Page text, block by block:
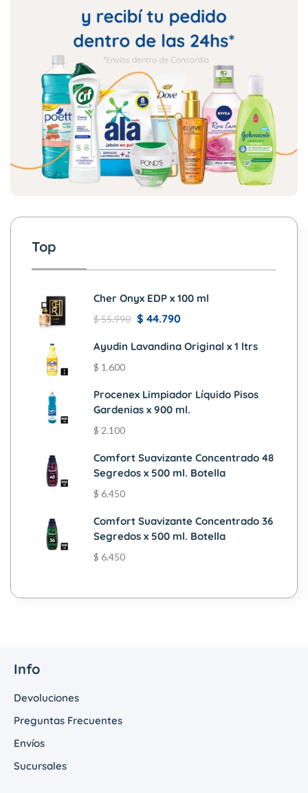
Top
Cher Onyx EDP x 100 ml
$55.990 $ 44.790
Ayudin Lavandina Original x 1 ltrs
$ 1.600
Procenex Limpiador Líquido Pisos
Gardenias x 900 ml.
$ 2.100
Comfort Suavizante Concentrado 48
Segredos x 500 ml. Botella
$ 6.450
Comfort Suavizante Concentrado 36
Segredos x 500 ml. Botella
$ 6.450
Info
Devoluciones
Preguntas Frecuentes
Envíos
Sucursales